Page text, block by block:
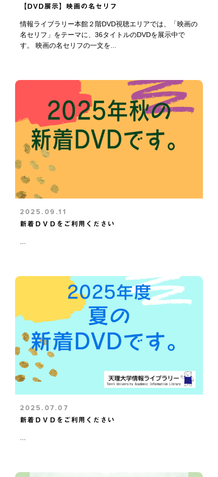
【DVD展示】映画の名セリフ
情報ライブラリー本館２階DVD視聴エリアでは、「映画の
名セリフ」をテーマに、36タイトルのDVDを展示中で
す。 映画の名セリフの一文を...
2025.09.11
新着ＤＶＤをご利用ください
2025.07.07
新着ＤＶＤをご利用ください